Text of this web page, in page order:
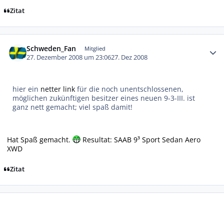
Zitat
Schweden_Fan Mitglied
27. Dezember 2008 um 23:0627. Dez 2008
hier ein netter link für die noch unentschlossenen,
möglichen zukünftigen besitzer eines neuen 9-3-III. ist
ganz nett gemacht; viel spaß damit!
Hat Spaß gemacht.
Resultat: SAAB 9³ Sport Sedan Aero
XWD
Zitat